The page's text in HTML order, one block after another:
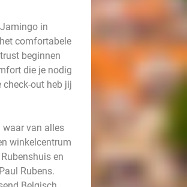
in
comfortabele
beginnen
die je nodig
check-out heb jij
waar van alles
winkelcentrum
en
Rubens.